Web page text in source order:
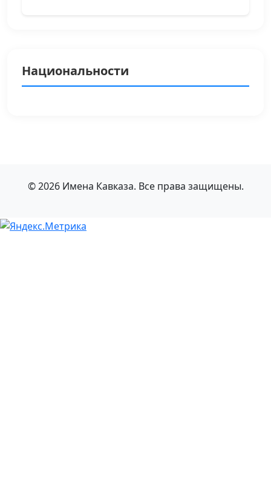
Национальности
© 2026 Имена Кавказа. Все права защищены.